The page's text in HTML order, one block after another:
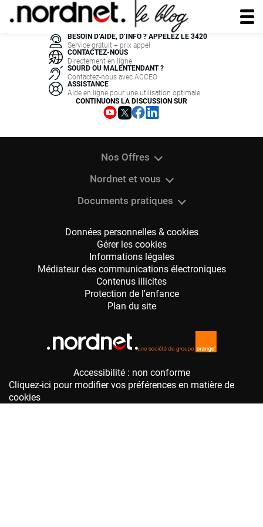
Accessibilité : non conforme
Cliquez-ici pour modifier vos préférences en matière de
cookies